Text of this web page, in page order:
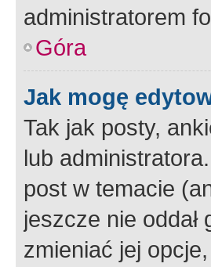
administratorem
Góra
Jak mogę
Tak jak posty,
lub
post w temacie
jeszcze nie
zmieniać jej